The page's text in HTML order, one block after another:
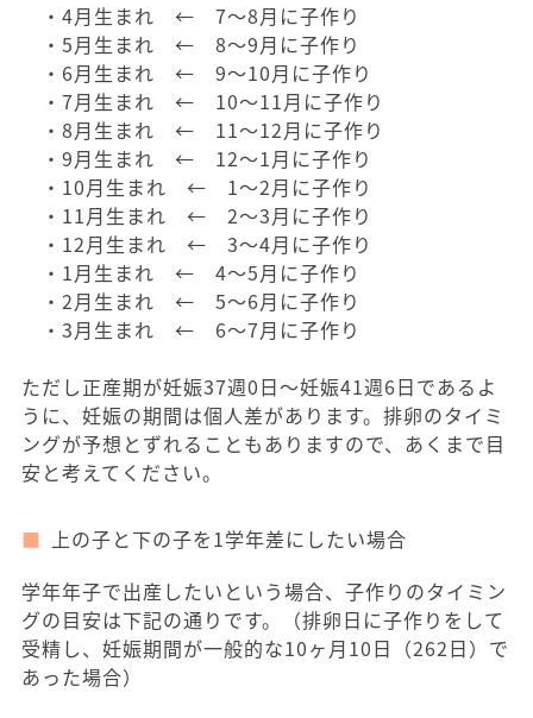
・4月生まれ ← 7～8月に子作り
・5月生まれ ← 8～9月に子作り
・6月生まれ ← 9～10月に子作り
・7月生まれ ← 10～11月に子作り
・8月生まれ ← 11～12月に子作り
・9月生まれ ← 12～1月に子作り
・10月生まれ ← 1～2月に子作り
・11月生まれ ← 2～3月に子作り
・12月生まれ ← 3～4月に子作り
・1月生まれ ← 4～5月に子作り
・2月生まれ ← 5～6月に子作り
・3月生まれ ← 6～7月に子作り
ただし正産期が妊娠37週0日〜妊娠41週6日であるよ
うに、妊娠の期間は個人差があります。排卵のタイミ
ングが予想とずれることもありますので、あくまで目
安と考えてください。
上の子と下の子を1学年差にしたい場合
学年年子で出産したいという場合、子作りのタイミン
グの目安は下記の通りです。（排卵日に子作りをして
受精し、妊娠期間が一般的な10ヶ月10日（262日）で
あった場合）